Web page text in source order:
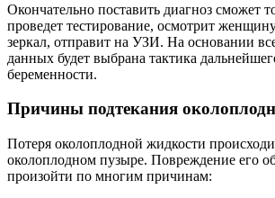
Окончательно поставить диагноз сможет
проведет тестирование, осмотрит
зеркал, отправит на УЗИ. На основании
данных будет выбрана тактика
беременности.
Причины подтекания
Потеря околоплодной жидкости
околоплодном пузыре. Повреждение его
произойти по многим причинам: